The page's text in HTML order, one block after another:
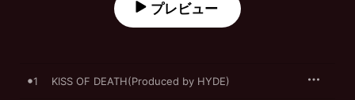
プレビュー
1 KISS OF DEATH(Produced by HYDE)